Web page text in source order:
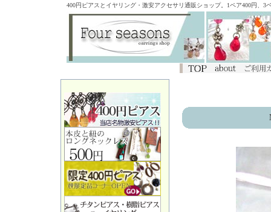
400円ピアスとイヤリング・激安アクセサリ通販ショップ。1ペア400円、